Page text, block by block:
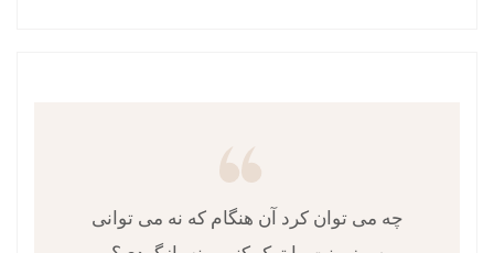
چه می توان کرد آن هنگام که نه می توانی